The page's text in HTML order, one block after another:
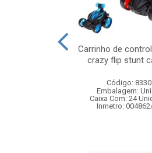
Carrinho de
crazy flip stunt
Código:
Embalagem:
Caixa Com: 24
Inmetro: